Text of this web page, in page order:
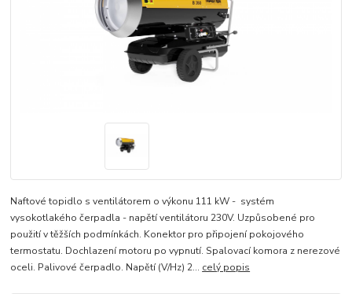
Naftové topidlo s ventilátorem o výkonu 111 kW - systém
vysokotlakého čerpadla - napětí ventilátoru 230V. Uzpůsobené pro
použití v těžších podmínkách. Konektor pro připojení pokojového
termostatu. Dochlazení motoru po vypnutí. Spalovací komora z nerezové
oceli. Palivové čerpadlo. Napětí (V/Hz) 2... celý popis